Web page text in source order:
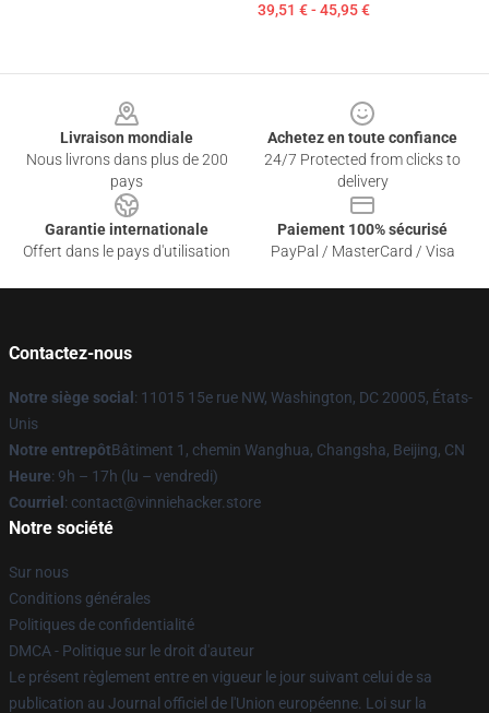
39,51 € - 45,95 €
Livraison mondiale
Nous livrons dans plus de 200
pays
Achetez en toute confiance
24/7 Protected from clicks to
delivery
Garantie internationale
Offert dans le pays d'utilisation
Paiement 100% sécurisé
PayPal / MasterCard / Visa
Contactez-nous
Notre siège social : 11015 15e rue NW, Washington, DC 20005, États-
Unis
Notre entrepôtBâtiment 1, chemin Wanghua, Changsha, Beijing, CN
Heure: 9h – 17h (lu – vendredi)
Courriel : contact@vinniehacker.store
Notre société
Sur nous
Conditions générales
Politiques de confidentialité
DMCA - Politique sur le droit d'auteur
Le présent règlement entre en vigueur le jour suivant celui de sa
publication au Journal officiel de l'Union européenne. Loi sur la